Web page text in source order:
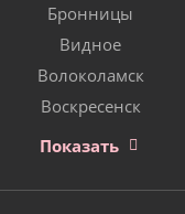
Бронницы
Видное
Волоколамск
Воскресенск
Показать